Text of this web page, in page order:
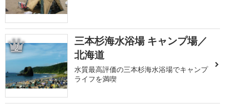
2
三本杉海水浴場 キャンプ場／
北海道
水質最高評価の三本杉海水浴場でキャンプ
ライフを満喫